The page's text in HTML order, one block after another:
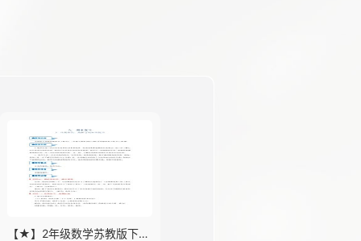
【★】2年级数学苏教版下册